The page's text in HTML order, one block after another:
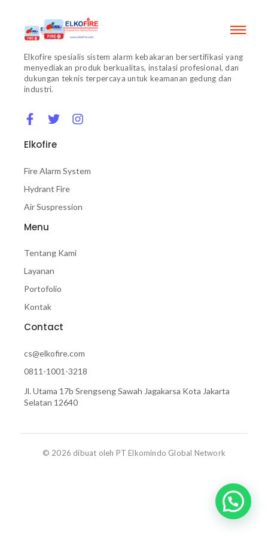
Elkofire spesialis sistem alarm kebakaran bersertifikasi yang
menyediakan produk berkualitas, instalasi profesional, dan
dukungan teknis terpercaya untuk keamanan gedung dan
industri.
Elkofire
Fire Alarm System
Hydrant Fire
Air Suspression
Menu
Tentang Kami
Layanan
Portofolio
Kontak
Contact
cs@elkofire.com
0811-1001-3218
Jl. Utama 17b Srengseng Sawah Jagakarsa Kota Jakarta
Selatan 12640
© 2026 dibuat oleh PT Elkomindo Global Network